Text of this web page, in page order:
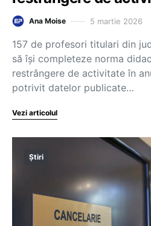
Ana Moise 5 martie 2026
157 de profesori titulari din
să își completeze norma
restrângere de activitate în
potrivit datelor publicate…
Vezi articolul
Știri